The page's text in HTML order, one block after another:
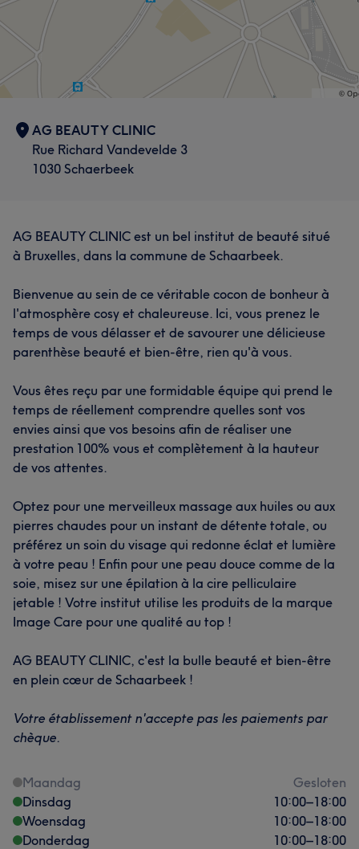
AG BEAUTY CLINIC
Rue Richard Vandevelde 3
1030 Schaerbeek
AG BEAUTY CLINIC est un bel institut de beauté situé
à Bruxelles, dans la commune de Schaarbeek.
Bienvenue au sein de ce véritable cocon de bonheur à
l'atmosphère cosy et chaleureuse. Ici, vous prenez le
temps de vous délasser et de savourer une délicieuse
parenthèse beauté et bien-être, rien qu'à vous.
Vous êtes reçu par une formidable équipe qui prend le
temps de réellement comprendre quelles sont vos
envies ainsi que vos besoins afin de réaliser une
prestation 100% vous et complètement à la hauteur
de vos attentes.
Optez pour une merveilleux massage aux huiles ou aux
pierres chaudes pour un instant de détente totale, ou
préférez un soin du visage qui redonne éclat et lumière
à votre peau ! Enfin pour une peau douce comme de la
soie, misez sur une épilation à la cire pelliculaire
jetable ! Votre institut utilise les produits de la marque
Image Care pour une qualité au top !
AG BEAUTY CLINIC, c'est la bulle beauté et bien-être
en plein cœur de Schaarbeek !
Votre établissement n'accepte pas les paiements par
chèque.
Maandag
Gesloten
Dinsdag
10:00–18:00
Woensdag
10:00–18:00
Donderdag
10:00–18:00